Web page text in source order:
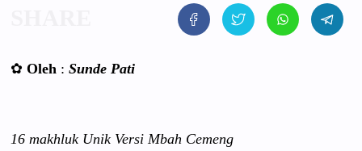
✿ Oleh : Sunde Pati
‎16 makhluk Unik Versi Mbah Cemeng